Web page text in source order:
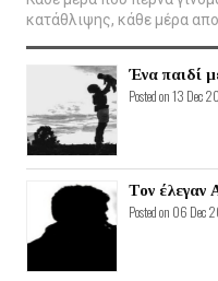
κατάθλιψης, κάθε μέρα
Ένα παιδί
Posted on 13 Dec
Τον έλεγαν
Posted on 06 Dec